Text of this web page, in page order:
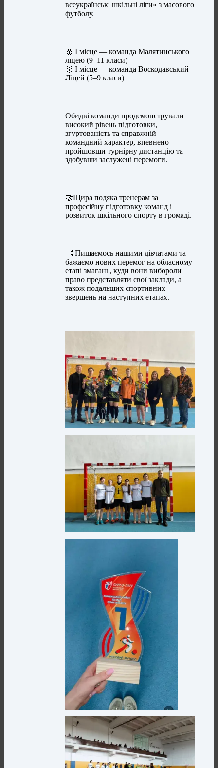
всеукраїнські шкільні ліги» з масового
футболу.
🥇 І місце — команда Малятинського
ліцею (9–11 класи)
🥇 І місце — команда Воскодавський
Ліцей (5–9 класи)
Обидві команди продемонстрували
високий рівень підготовки,
згуртованість та справжній
командний характер, впевнено
пройшовши турнірну дистанцію та
здобувши заслужені перемоги.
🤝Щира подяка тренерам за
професійну підготовку команд і
розвиток шкільного спорту в громаді.
👏 Пишаємось нашими дівчатами та
бажаємо нових перемог на обласному
етапі змагань, куди вони вибороли
право представляти свої заклади, а
також подальших спортивних
звершень на наступних етапах.